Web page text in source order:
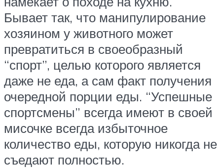
Бывает так, что манипулирование
хозяином у животного может
превратиться в своеобразный
“спорт”, целью которого является
даже не еда, а сам факт получения
очередной порции еды. “Успешные
спортсмены” всегда имеют в своей
мисочке всегда избыточное
количество еды, которую никогда не
съедают полностью.